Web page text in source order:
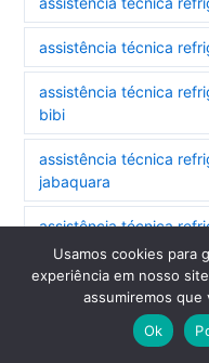
assistência técnica
assistência técnica
bibi
assistência técnica
jabaquara
assistência técnica
nova mazzei
assistência técnica
assistência técnica
Usamos cookies para
experiência em nosso
assumiremos
Ok